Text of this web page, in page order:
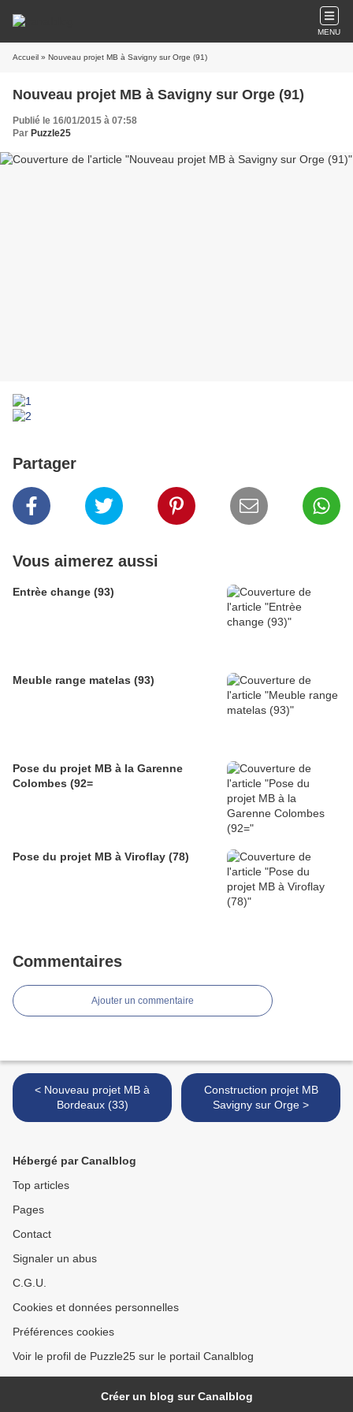
MENU
Accueil » Nouveau projet MB à Savigny sur Orge (91)
Nouveau projet MB à Savigny sur Orge (91)
Publié le 16/01/2015 à 07:58
Par Puzzle25
Partager
Vous aimerez aussi
Entrèe change (93)
Meuble range matelas (93)
Pose du projet MB à la Garenne
Colombes (92=
Pose du projet MB à Viroflay (78)
Commentaires
Ajouter un commentaire
< Nouveau projet MB à
Bordeaux (33)
Construction projet MB
Savigny sur Orge >
Hébergé par Canalblog
Top articles
Pages
Contact
Signaler un abus
C.G.U.
Cookies et données personnelles
Préférences cookies
Voir le profil de Puzzle25 sur le portail Canalblog
Créer un blog sur Canalblog